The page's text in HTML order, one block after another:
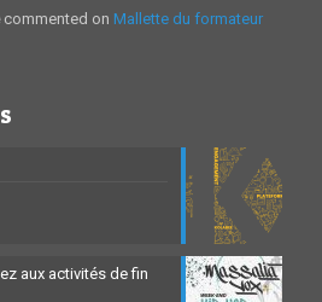
commented on Mallette du formateur
aux activités de fin